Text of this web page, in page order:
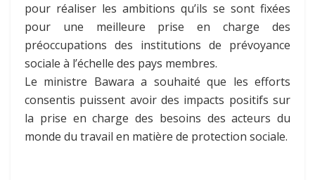
pour réaliser les ambitions qu’ils se sont fixées
pour une meilleure prise en charge des
préoccupations des institutions de prévoyance
sociale à l’échelle des pays membres.
Le ministre Bawara a souhaité que les efforts
consentis puissent avoir des impacts positifs sur
la prise en charge des besoins des acteurs du
monde du travail en matière de protection sociale.